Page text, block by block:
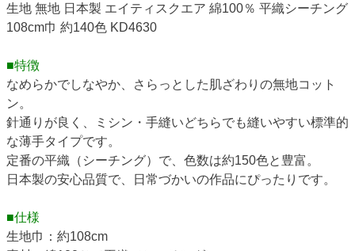
生地 無地 日本製 エイティスクエア 綿100％ 平織シーチング
108cm巾 約140色 KD4630
■特徴
なめらかでしなやか、さらっとした肌ざわりの無地コット
ン。
針通りが良く、ミシン・手縫いどちらでも縫いやすい標準的
な薄手タイプです。
定番の平織（シーチング）で、色数は約150色と豊富。
日本製の安心品質で、日常づかいの作品にぴったりです。
■仕様
生地巾：約108cm